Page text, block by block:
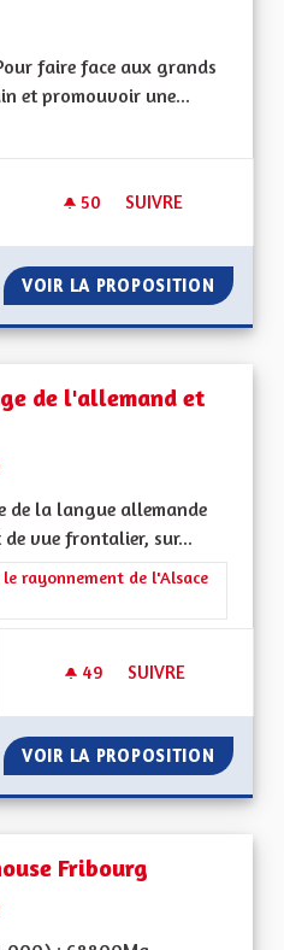
faire face aux grands
et promouvoir une...
: Autres
50 50 ABONNÉS
SUIVRE
VOIR LA PROPOSITION
de l'allemand et
de la langue allemande
vue frontalier, sur...
: La Culture, l'Education et
rayonnement de l'Alsace
49 49 ABONNÉS
SUIVRE
VOIR LA PROPOSITION LIEUX
Fribourg